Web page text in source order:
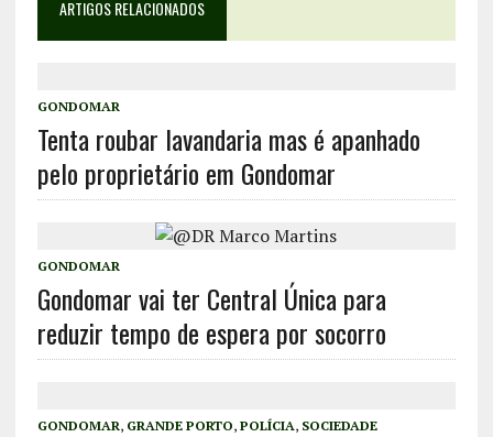
ARTIGOS RELACIONADOS
GONDOMAR
Tenta roubar lavandaria mas é apanhado
pelo proprietário em Gondomar
GONDOMAR
Gondomar vai ter Central Única para
reduzir tempo de espera por socorro
GONDOMAR, GRANDE PORTO, POLÍCIA, SOCIEDADE